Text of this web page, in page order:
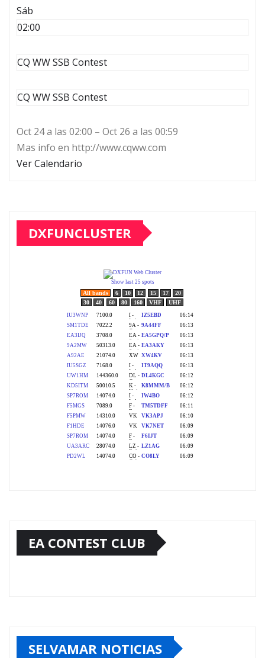
Sáb
02:00
CQ WW SSB Contest
CQ WW SSB Contest
Oct 24 a las 02:00 – Oct 26 a las 00:59
Mas info en http://www.cqww.com
Ver Calendario
DXFUNCLUSTER
EA CONTEST CLUB
SELVAMAR NOTICIAS